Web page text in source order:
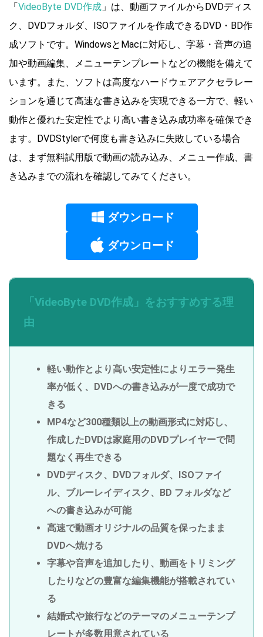
「VideoByte DVD作成 」は、動画ファイルからDVDディス
ク、DVDフォルダ、ISOファイルを作成できるDVD・BD作
成ソフトです。WindowsとMacに対応し、字幕・音声の追
加や動画編集、メニューテンプレートなどの機能を備えて
います。また、ソフトは高度なハードウェアアクセラレー
ションを通じて高速な書き込みを実現できる一方で、軽い
動作と優れた安定性でより高い書き込み成功率を確保でき
ます。DVDStylerで何度も書き込みに失敗している場合
は、まず無料試用版で動画の読み込み、メニュー作成、書
き込みまでの流れを確認してみてください。
ダウンロード
ダウンロード
「VideoByte DVD作成」をおすすめする理
由
軽い動作とより高い安定性によりエラー発生
率が低く、DVDへの書き込みが一度で成功で
きる
MP4など300種類以上の動画形式に対応し、
作成したDVDは家庭用のDVDプレイヤーで問
題なく再生できる
DVDディスク、DVDフォルダ、ISOファイ
ル、ブルーレイディスク、BD フォルダなど
への書き込みが可能
高速で動画オリジナルの品質を保ったまま
DVDへ焼ける
字幕や音声を追加したり、動画をトリミング
したりなどの豊富な編集機能が搭載されてい
る
結婚式や旅行などのテーマのメニューテンプ
レートが多数用意されている